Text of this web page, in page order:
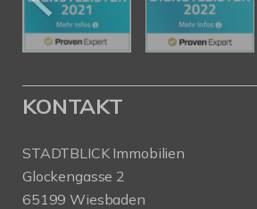
KONTAKT
STADTBLICK Immobilien
Glockengasse 2
65199 Wiesbaden